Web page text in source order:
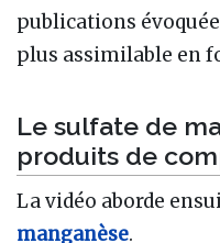
publications
plus assimilable en
Le sulfate de
produits de
La vidéo aborde
manganèse.